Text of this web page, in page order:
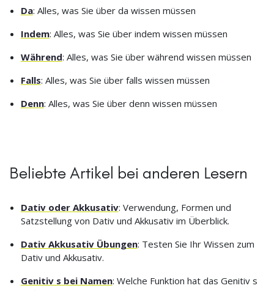
Da: Alles, was Sie über da wissen müssen
Indem: Alles, was Sie über indem wissen müssen
Während: Alles, was Sie über während wissen müssen
Falls: Alles, was Sie über falls wissen müssen
Denn: Alles, was Sie über denn wissen müssen
Beliebte Artikel bei anderen Lesern
Dativ oder Akkusativ: Verwendung, Formen und
Satzstellung von Dativ und Akkusativ im Überblick.
Dativ Akkusativ Übungen: Testen Sie Ihr Wissen zum
Dativ und Akkusativ.
Genitiv s bei Namen: Welche Funktion hat das Genitiv s